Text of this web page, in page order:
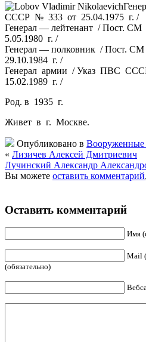
СССР № 333 от 25.04.1975 г. /
Генерал — лейтенант / Пост.
5.05.1980 г. /
Генерал — полковник / Пост.
29.10.1984 г. /
Генерал армии / Указ ПВС
15.02.1989 г. /
Род. в 1935 г.
Живет в г. Москве.
Опубликовано в
« Лизичев Алексей Дмитриевич
Лучинский Александр
Вы можете оставить комментарий
Оставить комментарий
Имя
Mail
(обязательно)